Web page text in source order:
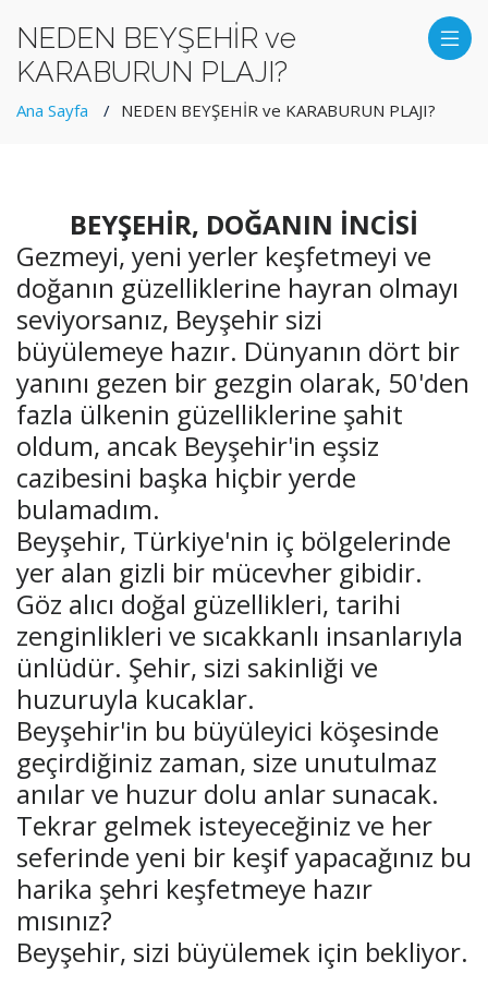
NEDEN BEYŞEHİR ve
KARABURUN PLAJI?
Ana Sayfa NEDEN BEYŞEHİR ve KARABURUN PLAJI?
BEYŞEHİR, DOĞANIN İNCİSİ
Gezmeyi, yeni yerler keşfetmeyi ve
doğanın güzelliklerine hayran olmayı
seviyorsanız, Beyşehir sizi
büyülemeye hazır. Dünyanın dört bir
yanını gezen bir gezgin olarak, 50'den
fazla ülkenin güzelliklerine şahit
oldum, ancak Beyşehir'in eşsiz
cazibesini başka hiçbir yerde
bulamadım.
Beyşehir, Türkiye'nin iç bölgelerinde
yer alan gizli bir mücevher gibidir.
Göz alıcı doğal güzellikleri, tarihi
zenginlikleri ve sıcakkanlı insanlarıyla
ünlüdür. Şehir, sizi sakinliği ve
huzuruyla kucaklar.
Beyşehir'in bu büyüleyici köşesinde
geçirdiğiniz zaman, size unutulmaz
anılar ve huzur dolu anlar sunacak.
Tekrar gelmek isteyeceğiniz ve her
seferinde yeni bir keşif yapacağınız bu
harika şehri keşfetmeye hazır
mısınız?
Beyşehir, sizi büyülemek için bekliyor.